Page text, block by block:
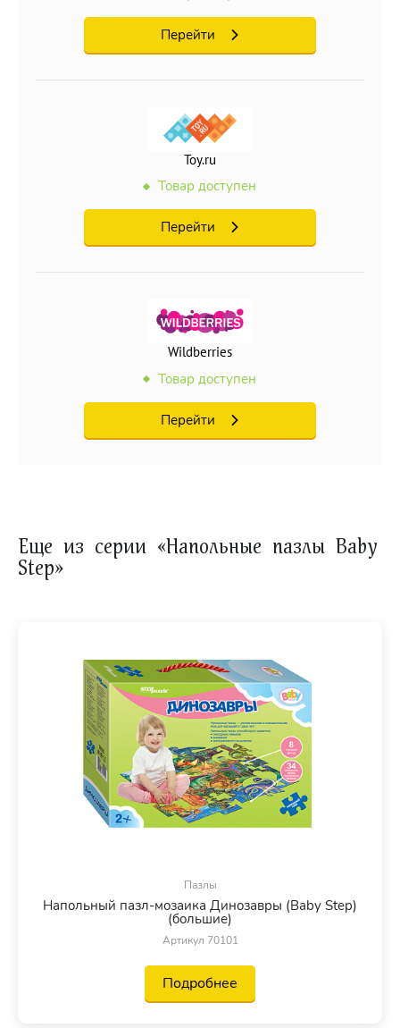
Перейти
Toy.ru
Товар доступен
Перейти
Wildberries
Товар доступен
Перейти
Еще из серии «Напольные пазлы Baby
Step»
Пазлы
Напольный пазл-мозаика Динозавры (Baby Step)
(большие)
Артикул 70101
Подробнее